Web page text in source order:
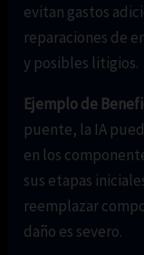
evitan gastos
reparaciones de
y posibles litigios.
Ejemplo de
puente, la IA
en los
sus etapas
reemplazar
daño es severo.